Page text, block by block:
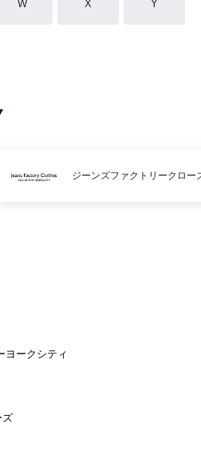
W X Y
ジーンズファクトリークロー
ヨークシティ
ズ